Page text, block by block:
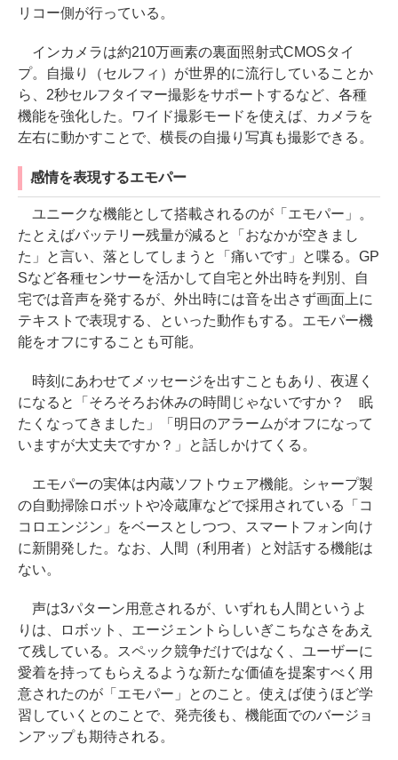
リコー側が行っている。
インカメラは約210万画素の裏面照射式CMOSタイ
プ。自撮り（セルフィ）が世界的に流行していることか
ら、2秒セルフタイマー撮影をサポートするなど、各種
機能を強化した。ワイド撮影モードを使えば、カメラを
左右に動かすことで、横長の自撮り写真も撮影できる。
感情を表現するエモパー
ユニークな機能として搭載されるのが「エモパー」。
たとえばバッテリー残量が減ると「おなかが空きまし
た」と言い、落としてしまうと「痛いです」と喋る。GP
Sなど各種センサーを活かして自宅と外出時を判別、自
宅では音声を発するが、外出時には音を出さず画面上に
テキストで表現する、といった動作もする。エモパー機
能をオフにすることも可能。
時刻にあわせてメッセージを出すこともあり、夜遅く
になると「そろそろお休みの時間じゃないですか？ 眠
たくなってきました」「明日のアラームがオフになって
いますが大丈夫ですか？」と話しかけてくる。
エモパーの実体は内蔵ソフトウェア機能。シャープ製
の自動掃除ロボットや冷蔵庫などで採用されている「コ
コロエンジン」をベースとしつつ、スマートフォン向け
に新開発した。なお、人間（利用者）と対話する機能は
ない。
声は3パターン用意されるが、いずれも人間というよ
りは、ロボット、エージェントらしいぎこちなさをあえ
て残している。スペック競争だけではなく、ユーザーに
愛着を持ってもらえるような新たな価値を提案すべく用
意されたのが「エモパー」とのこと。使えば使うほど学
習していくとのことで、発売後も、機能面でのバージョ
ンアップも期待される。